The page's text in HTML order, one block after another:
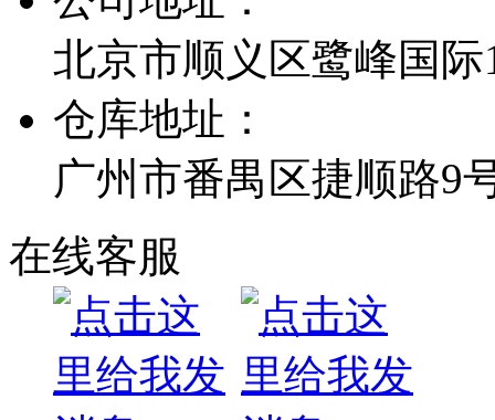
北京市顺义区鹭峰国际
仓库地址：
广州市番禺区捷顺路9
在线客服